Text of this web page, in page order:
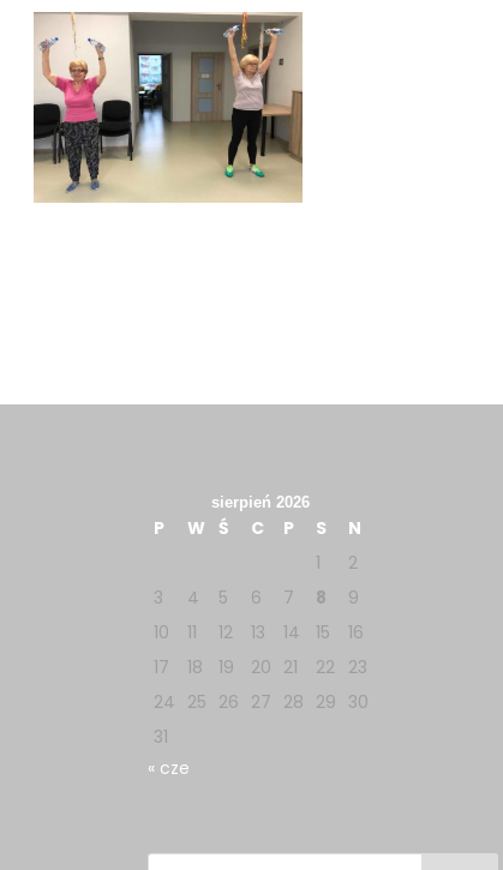
sierpień 2026
P W Ś C P S
N
1
2
3
4 5 6 7 8
9
10
11 12 13 14 15
16
17
18 19 20 21 22
23
24 25 26 27 28 29 30
31
« cze